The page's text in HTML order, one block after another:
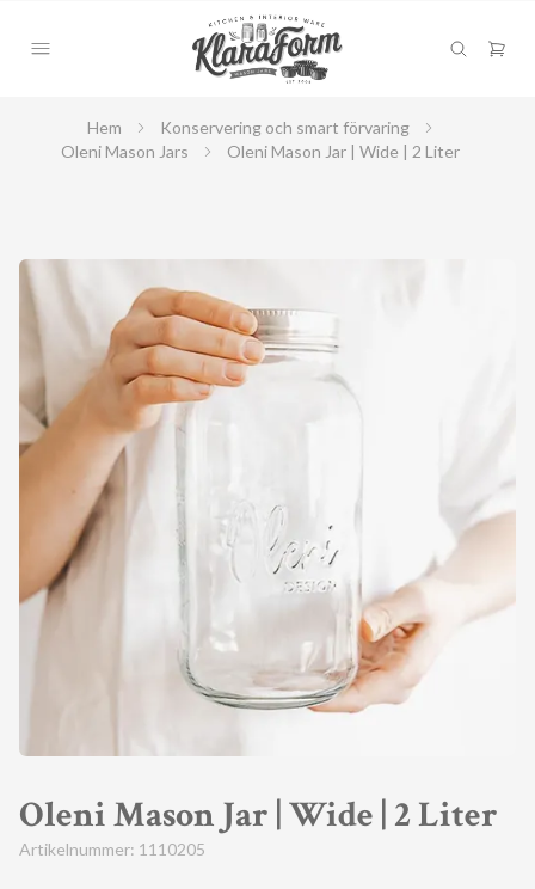
Hem
Konservering och smart förvaring
Oleni Mason Jars
Oleni Mason Jar | Wide | 2 Liter
Oleni Mason Jar | Wide | 2 Liter
Artikelnummer: 1110205